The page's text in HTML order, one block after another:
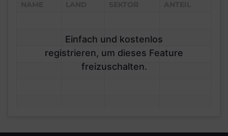
Einfach und kostenlos
registrieren, um dieses Feature
freizuschalten.